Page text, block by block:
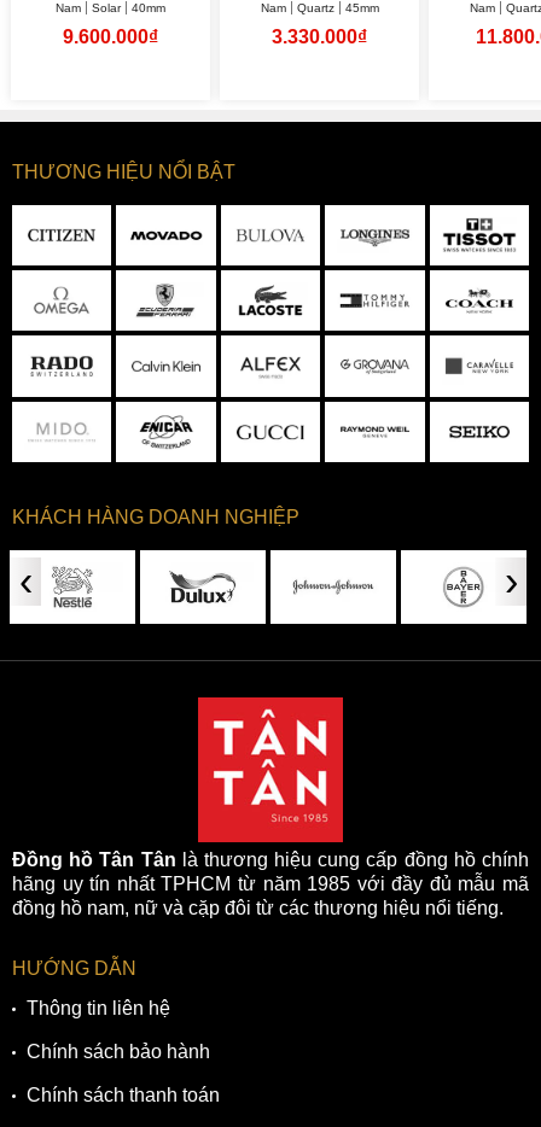
Nam Solar 40mm
9.600.000₫
Nam Quartz 45mm
3.330.000₫
Nam
THƯƠNG HIỆU NỔI BẬT
KHÁCH HÀNG DOANH NGHIỆP
‹ ›
Đồng hồ Tân Tân là thương hiệu cung cấp đồng hồ chính
hãng uy tín nhất TPHCM từ năm 1985 với đầy đủ mẫu mã
đồng hồ nam, nữ và cặp đôi từ các thương hiệu nổi tiếng.
HƯỚNG DẪN
Thông tin liên hệ
Chính sách bảo hành
Chính sách thanh toán